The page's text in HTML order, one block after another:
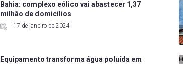
Bahia: complexo eólico vai abastecer 1,37
milhão de domicílios
17 de janeiro de 2024
Equipamento transforma água poluída em